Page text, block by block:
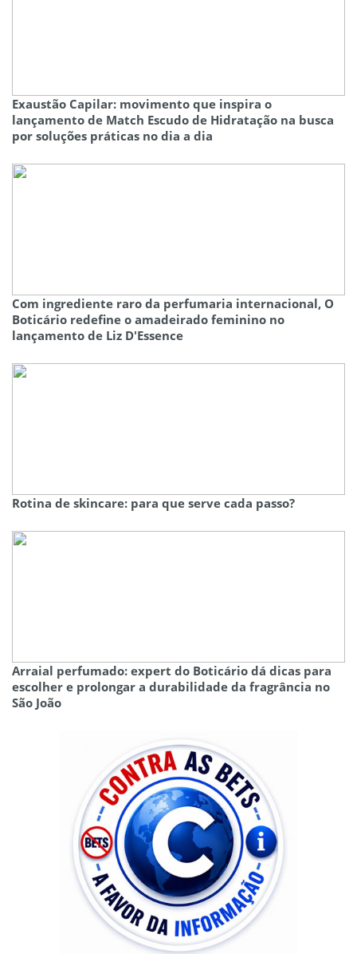
Exaustão Capilar: movimento que inspira o
lançamento de Match Escudo de Hidratação na busca
por soluções práticas no dia a dia
Com ingrediente raro da perfumaria internacional, O
Boticário redefine o amadeirado feminino no
lançamento de Liz D'Essence
Rotina de skincare: para que serve cada passo?
Arraial perfumado: expert do Boticário dá dicas para
escolher e prolongar a durabilidade da fragrância no
São João